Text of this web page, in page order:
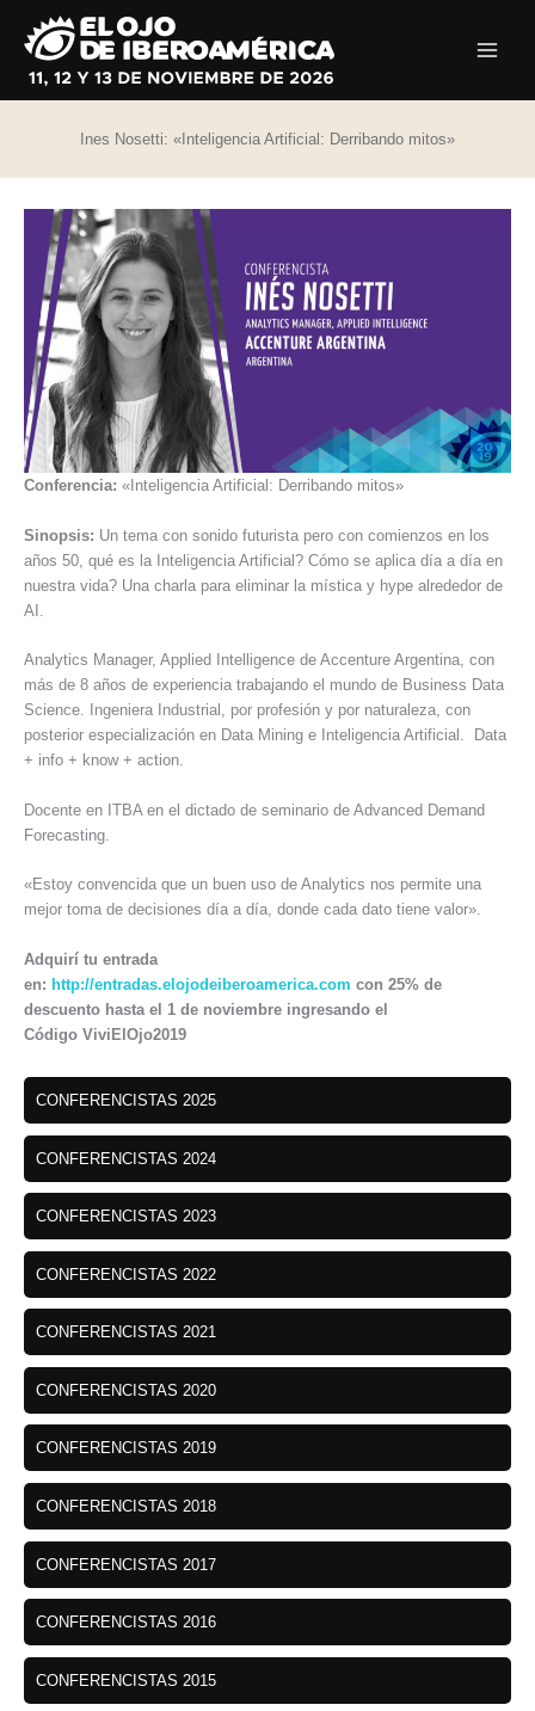
contenido
Ines Nosetti: «Inteligencia Artificial: Derribando mitos»
Conferencia: «Inteligencia Artificial: Derribando mitos»
Sinopsis: Un tema con sonido futurista pero con comienzos en los
años 50, qué es la Inteligencia Artificial? Cómo se aplica día a día en
nuestra vida? Una charla para eliminar la mística y hype alrededor de
AI.
Analytics Manager, Applied Intelligence de Accenture Argentina, con
más de 8 años de experiencia trabajando el mundo de Business Data
Science. Ingeniera Industrial, por profesión y por naturaleza, con
posterior especialización en Data Mining e Inteligencia Artificial. Data
+ info + know + action.
Docente en ITBA en el dictado de seminario de Advanced Demand
Forecasting.
«Estoy convencida que un buen uso de Analytics nos permite una
mejor toma de decisiones día a día, donde cada dato tiene valor».
Adquirí tu entrada
en: http://entradas.elojodeiberoamerica.com con 25% de
descuento hasta el 1 de noviembre ingresando el
Código ViviElOjo2019
CONFERENCISTAS 2025
CONFERENCISTAS 2024
CONFERENCISTAS 2023
CONFERENCISTAS 2022
CONFERENCISTAS 2021
CONFERENCISTAS 2020
CONFERENCISTAS 2019
CONFERENCISTAS 2018
CONFERENCISTAS 2017
CONFERENCISTAS 2016
CONFERENCISTAS 2015